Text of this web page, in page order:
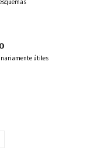
útiles